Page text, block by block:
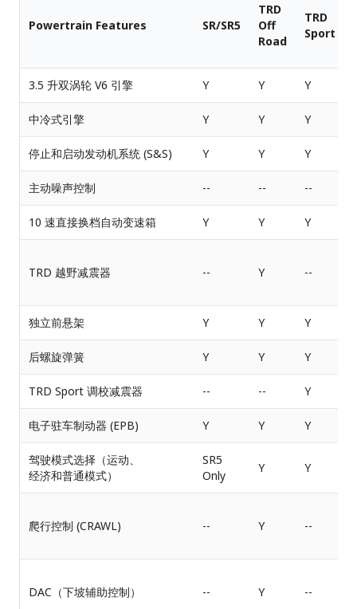
Powertrain Features SR/SR5
TRD
Off
Road
TRD
Sport
3.5 升双涡轮 V6 引擎 Y Y Y
中冷式引擎 Y Y Y
停止和启动发动机系统 (S&S) Y Y Y
主动噪声控制 -- -- --
10 速直接换档自动变速箱 Y Y Y
TRD 越野减震器 -- Y --
独立前悬架 Y Y Y
后螺旋弹簧 Y Y Y
TRD Sport 调校减震器 -- -- Y
电子驻车制动器 (EPB) Y Y Y
驾驶模式选择（运动、
经济和普通模式）
SR5
Only
Y Y
爬行控制 (CRAWL) -- Y --
DAC（下坡辅助控制） -- Y --